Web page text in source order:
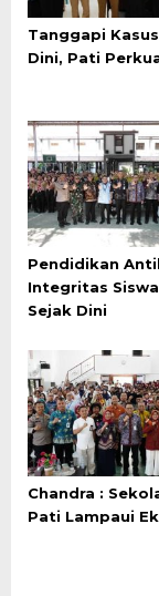
Tanggapi
Dini, Pati
Pendidikan
Integritas
Sejak Dini
Chandra :
Pati Lampaui